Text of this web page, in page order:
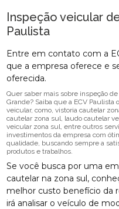
Inspeção veicular
Paulista
Entre em contato com a
que a empresa oferece e
oferecida.
Quer saber mais sobre inspeção
Grande? Saiba que a ECV
veicular, como, vistoria cautelar
cautelar zona sul, laudo cautelar
veicular zona sul, entre outros
investimentos da empresa com
qualidade, buscando sempre a
produtos e trabalhos.
Se você busca por uma
cautelar na zona sul,
melhor custo benefício da
irá analisar o veículo de